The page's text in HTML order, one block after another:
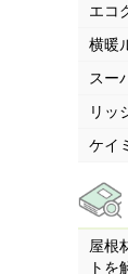
エコ
横暖
スー
リッ
ケイ
屋根
トを